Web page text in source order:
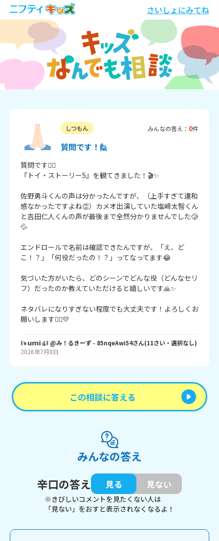
さいしょにみてね
しつもん みんなの答え： 0件
質問です！🙋
質問です🙋‍♀️
『トイ・ストーリー5』を観てきました！🎬✨
佐野勇斗くんの声は分かったんですが、（上手すぎて違和
感なかったですよね👏）カメオ出演していた塩﨑太智くん
と吉田仁人くんの声が最後まで全然分かりませんでした🥲
💦
エンドロールで名前は確認できたんですが、「え、ど
こ！？」「何役だったの！？」ってなってます😂
気づいた方がいたら、どのシーンでどんな役（どんなセリ
フ）だったのか教えていただけると嬉しいです🙏✨
ネタバレになりすぎない程度でも大丈夫です！よろしくお
願いします🙇‍♀️💛
꒰ঌ 𝕦𝕞𝕚 ໒꒱ @み！るきーず - 85nqeAwi54さん(11さい・ 選択なし)
2026年7月8日
この相談に答える
みんなの答え
辛口の答え
見る 見ない
※きびしいコメントを見たくない人は
「見ない」をおすと表示されなくなるよ！